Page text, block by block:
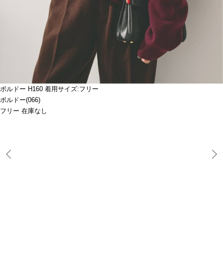
ボルドー H160 着用サイズ:フリー
ボルドー(066)
フリー 在庫なし